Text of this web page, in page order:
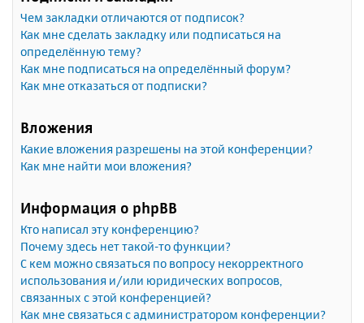
Чем закладки отличаются от подписок?
Как мне сделать закладку или подписаться на
определённую тему?
Как мне подписаться на определённый форум?
Как мне отказаться от подписки?
Вложения
Какие вложения разрешены на этой конференции?
Как мне найти мои вложения?
Информация о phpBB
Кто написал эту конференцию?
Почему здесь нет такой-то функции?
С кем можно связаться по вопросу некорректного
использования и/или юридических вопросов,
связанных с этой конференцией?
Как мне связаться с администратором конференции?